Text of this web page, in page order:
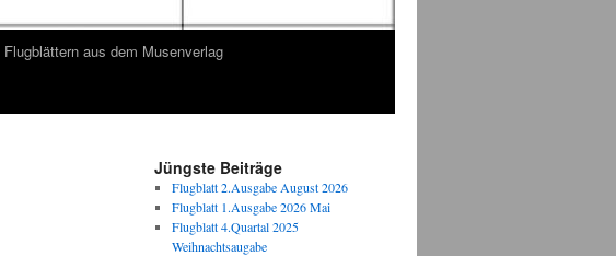
aus dem Musenverlag
Jüngste Beiträge
Flugblatt 2.Ausgabe August 2026
Flugblatt 1.Ausgabe 2026 Mai
Flugblatt 4.Quartal 2025
Weihnachtsaugabe